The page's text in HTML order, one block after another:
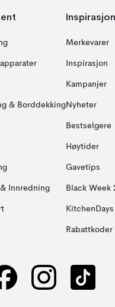
& Borddekking
Innredning
Inspirasjon
Merkevarer
Inspirasjon
Kampanjer
Nyheter
Bestselgere
Høytider
Gavetips
Black Week
Rabattkoder